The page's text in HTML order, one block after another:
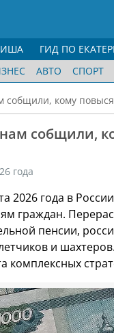
АВТО СПОРТ
ГИД ПО
собщили, кому
собщили,
года
2026 года в
граждан.
пенсии,
и
комплексных